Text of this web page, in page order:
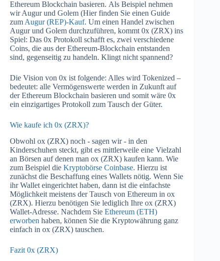
Ethereum Blockchain basieren. Als Beispiel nehmen
wir Augur und Golem (Hier finden Sie einen Guide
zum Augur (REP)-Kauf. Um einen Handel zwischen
Augur und Golem durchzuführen, kommt 0x (ZRX) ins
Spiel: Das 0x Protokoll schafft es, zwei verschiedene
Coins, die aus der Ethereum-Blockchain entstanden
sind, gegenseitig zu handeln. Klingt nicht spannend?
Die Vision von 0x ist folgende: Alles wird Tokenized –
bedeutet: alle Vermögenswerte werden in Zukunft auf
der Ethereum Blockchain basieren und somit wäre 0x
ein einzigartiges Protokoll zum Tausch der Güter.
Wie kaufe ich 0x (ZRX)?
Obwohl ox (ZRX) noch - sagen wir - in den
Kinderschuhen steckt, gibt es mittlerweile eine Vielzahl
an Börsen auf denen man ox (ZRX) kaufen kann. Wie
zum Beispiel die Kryptobörse Coinbase. Hierzu ist
zunächst die Beschaffung eines Wallets nötig. Wenn Sie
ihr Wallet eingerichtet haben, dann ist die einfachste
Möglichkeit meistens der Tausch von Ethereum in ox
(ZRX). Hierzu benötigen Sie lediglich Ihre ox (ZRX)
Wallet-Adresse. Nachdem Sie Ethereum (ETH)
erworben haben, können Sie die Kryptowährung ganz
einfach in ox (ZRX) tauschen.
Fazit 0x (ZRX)